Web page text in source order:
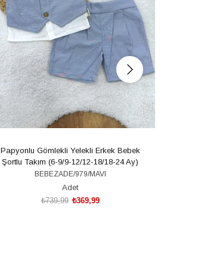
Papyonlu Gömlekli Yelekli Erkek Bebek
Şortlu Takım (6-9/9-12/12-18/18-24 Ay)
BEBEZADE/979/MAVI
Adet
₺369,99
₺739,99